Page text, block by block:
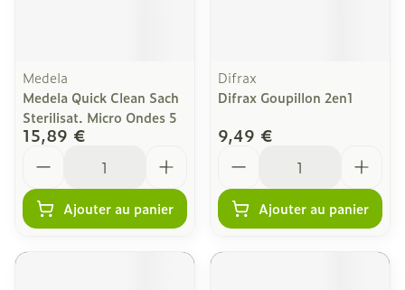
Medela
Medela Quick Clean Sach
Sterilisat. Micro Ondes 5
15,89 €
Ajouter au panier
Difrax
Difrax Goupillon 2en1
9,49 €
Ajouter au panier